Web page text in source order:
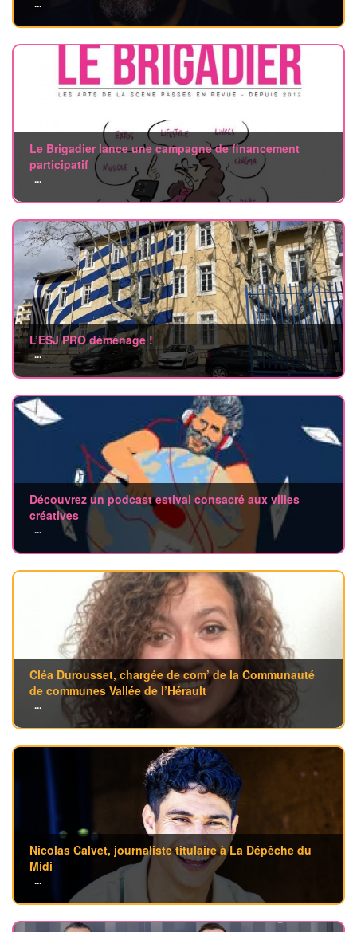
...
Le Brigadier lance une campagne de financement
participatif
...
L’ESJ PRO déménage !
...
Découvrez un podcast estival consacré aux villes
créatives
...
Cléa Durousset, chargée de com’ de la Communauté
de communes Vallée de l’Hérault
...
Nicolas Calvet, journaliste titulaire à La Dépêche du
Midi
...